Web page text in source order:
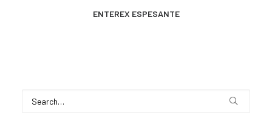
MÁS INFORMACIÓN
ENTEREX ESPESANTE